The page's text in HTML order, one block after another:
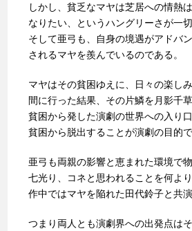
しかし、貧乏なマヤは芝居への情熱
なりたい、というハングリーさが一切
そして亜弓も、自身の境遇がアドバ
されるマヤを羨んでいるのである。
マヤはその貧困ゆえに、日々の楽し
間に行った結果、その片鱗を月影千
貧困から発した演劇の世界への入り
貧困から脱出することが演劇の目的で
亜弓も両親の影響と恵まれた環境で
七光り、コネと思われることを何より
作中ではマヤを陥れた田代鈴子と共
つまり両人とも演劇界への出発点は